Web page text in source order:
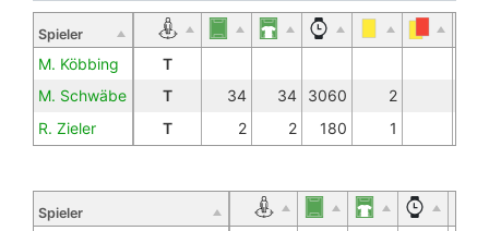
Spieler
M. Köbbing
T
M. Schwäbe
T 34 34 3060
2
R. Zieler
T 2 2 180 1
Spieler